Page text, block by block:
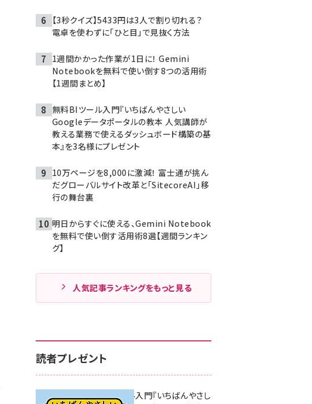
【3秒クイズ】5433円は3人で割り切れる？
電卓を使わずに「ひと目」で見抜く方法
1週間かかった作業が1日に！ Gemini
Notebookを無料で使い倒す8つの活用術
【1週間まとめ】
無料BIツール入門『いちばんやさしい
Googleデータポータルの教本 人気講師が
教える業務で使えるダッシュボード構築の基
本』を3名様にプレゼント
10万ページを8,000に激減！ 富士通が挑ん
だグローバルサイト改革と「SitecoreAI」移
行の舞台裏
明日からすぐに使える、Gemini Notebook
を無料で使い倒す活用術8選【週間ランキン
グ】
人気記事ランキングをもっと見る
読者プレゼント
無料BIツール入門『いちばんやさし